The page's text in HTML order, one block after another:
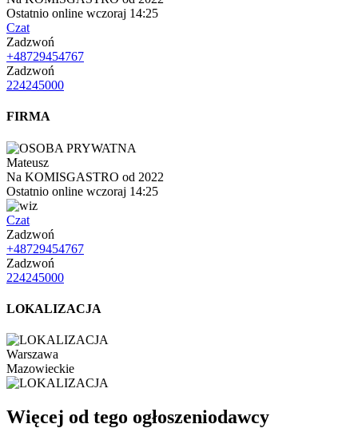
Ostatnio online wczoraj 14:25
Czat
Zadzwoń
+48729454767
Zadzwoń
224245000
FIRMA
Mateusz
Na KOMISGASTRO od 2022
Ostatnio online wczoraj 14:25
Czat
Zadzwoń
+48729454767
Zadzwoń
224245000
LOKALIZACJA
Warszawa
Mazowieckie
Więcej od tego ogłoszeniodawcy